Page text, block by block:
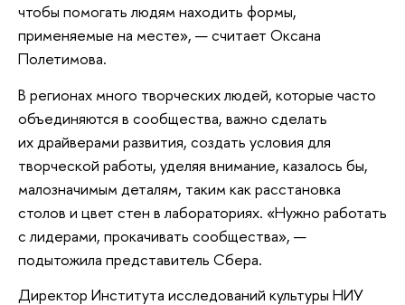
чтобы помогать людям находить формы,
применяемые на месте», — считает Оксана
Полетимова.
В регионах много творческих людей, которые часто
объединяются в сообщества, важно сделать
их драйверами развития, создать условия для
творческой работы, уделяя внимание, казалось бы,
малозначимым деталям, таким как расстановка
столов и цвет стен в лабораториях. «Нужно работать
с лидерами, прокачивать сообщества», —
подытожила представитель Сбера.
Директор Института исследований культуры НИУ